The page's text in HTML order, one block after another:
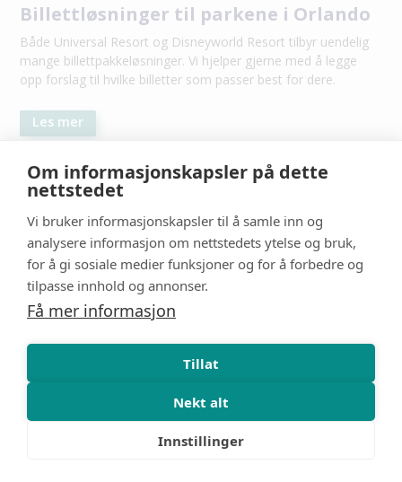
Billettløsninger til parkene i Orlando
Både Universal Resort og Disneyworld Resort tilbyr uendelig
mange billettpakkeløsninger. Vi hjelper gjerne med å legge
opp forslag til hvilke billetter som passer best for dere.
Les mer
Om informasjonskapsler på dette
nettstedet
Vi bruker informasjonskapsler til å samle inn og
analysere informasjon om nettstedets ytelse og bruk,
for å gi sosiale medier funksjoner og for å forbedre og
tilpasse innhold og annonser.
Få mer informasjon
Tillat
Nekt alt
Innstillinger